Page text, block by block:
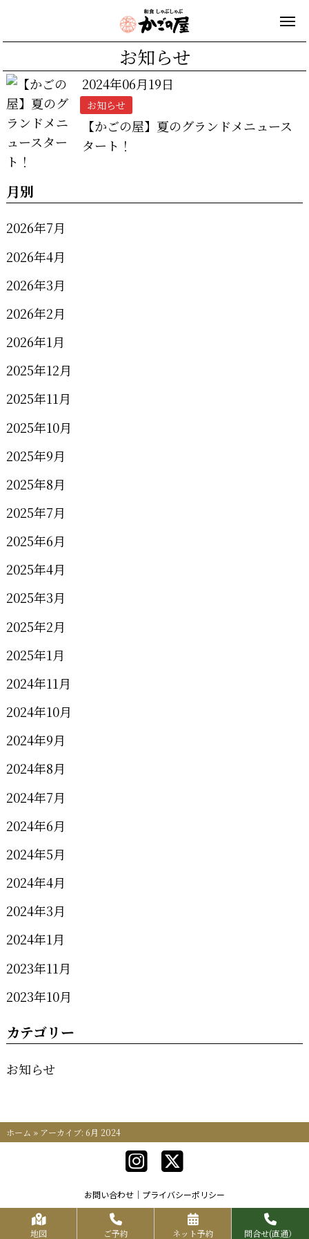
お知らせ
2024年06月19日
お知らせ
【かごの屋】夏のグランドメニュース
タート！
月別
2026年7月
2026年4月
2026年3月
2026年2月
2026年1月
2025年12月
2025年11月
2025年10月
2025年9月
2025年8月
2025年7月
2025年6月
2025年4月
2025年3月
2025年2月
2025年1月
2024年11月
2024年10月
2024年9月
2024年8月
2024年7月
2024年6月
2024年5月
2024年4月
2024年3月
2024年1月
2023年11月
2023年10月
カテゴリー
お知らせ
ホーム » アーカイブ: 6月 2024
お問い合わせ プライバシーポリシー
Copyrights KR FOOD SERVICE All Rights Reserved.
地図 ご予約 ネット予約 問合せ(直通）